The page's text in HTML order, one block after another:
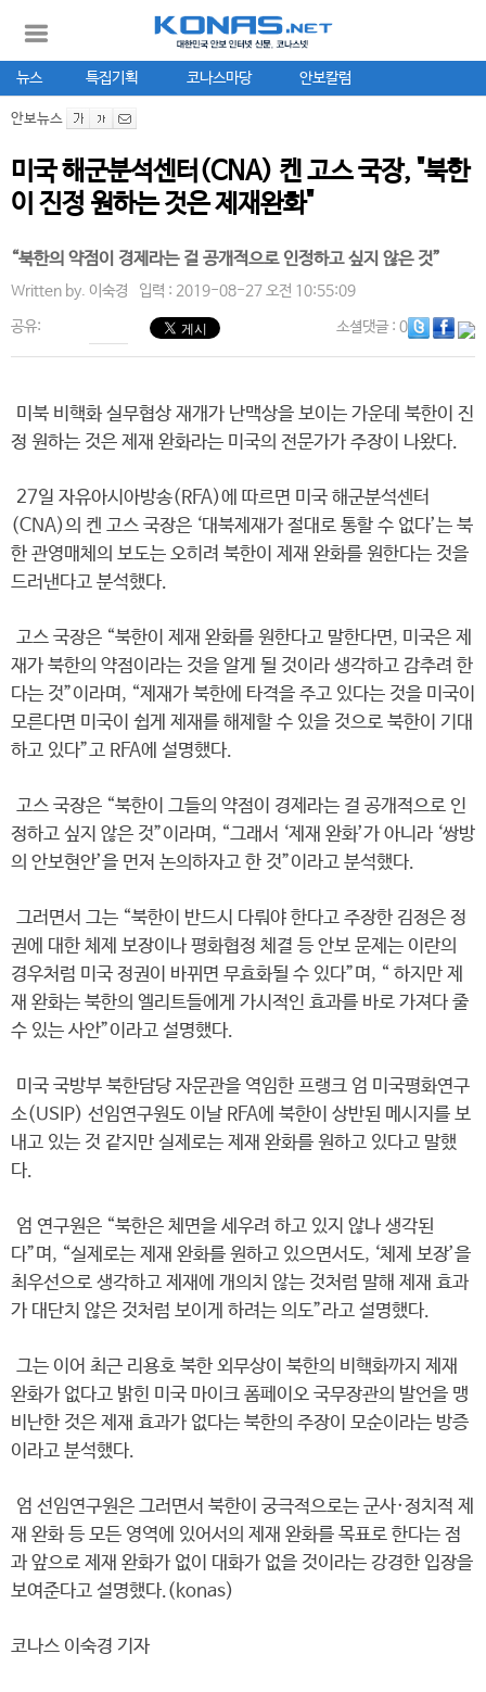
뉴스 특집기획 코나스마당 안보칼럼
안보뉴스
미국 해군분석센터(CNA) 켄 고스 국장, "북한
이 진정 원하는 것은 제재완화"
“북한의 약점이 경제라는 걸 공개적으로 인정하고 싶지 않은 것”
Written by. 이숙경 입력 : 2019-08-27 오전 10:55:09
공유: 소셜댓글: 0
미북 비핵화 실무협상 재개가 난맥상을 보이는 가운데 북한이 진
정 원하는 것은 제재 완화라는 미국의 전문가가 주장이 나왔다.
27일 자유아시아방송(RFA)에 따르면 미국 해군분석센터
(CNA)의 켄 고스 국장은 ‘대북제재가 절대로 통할 수 없다’는 북
한 관영매체의 보도는 오히려 북한이 제재 완화를 원한다는 것을
드러낸다고 분석했다.
고스 국장은 “북한이 제재 완화를 원한다고 말한다면, 미국은 제
재가 북한의 약점이라는 것을 알게 될 것이라 생각하고 감추려 한
다는 것”이라며, “제재가 북한에 타격을 주고 있다는 것을 미국이
모른다면 미국이 쉽게 제재를 해제할 수 있을 것으로 북한이 기대
하고 있다”고 RFA에 설명했다.
고스 국장은 “북한이 그들의 약점이 경제라는 걸 공개적으로 인
정하고 싶지 않은 것”이라며, “그래서 ‘제재 완화’가 아니라 ‘쌍방
의 안보현안’을 먼저 논의하자고 한 것”이라고 분석했다.
그러면서 그는 “북한이 반드시 다뤄야 한다고 주장한 김정은 정
권에 대한 체제 보장이나 평화협정 체결 등 안보 문제는 이란의
경우처럼 미국 정권이 바뀌면 무효화될 수 있다”며, “ 하지만 제
재 완화는 북한의 엘리트들에게 가시적인 효과를 바로 가져다 줄
수 있는 사안”이라고 설명했다.
미국 국방부 북한담당 자문관을 역임한 프랭크 엄 미국평화연구
소(USIP) 선임연구원도 이날 RFA에 북한이 상반된 메시지를 보
내고 있는 것 같지만 실제로는 제재 완화를 원하고 있다고 말했
다.
엄 연구원은 “북한은 체면을 세우려 하고 있지 않나 생각된
다”며, “실제로는 제재 완화를 원하고 있으면서도, ‘체제 보장’을
최우선으로 생각하고 제재에 개의치 않는 것처럼 말해 제재 효과
가 대단치 않은 것처럼 보이게 하려는 의도”라고 설명했다.
그는 이어 최근 리용호 북한 외무상이 북한의 비핵화까지 제재
완화가 없다고 밝힌 미국 마이크 폼페이오 국무장관의 발언을 맹
비난한 것은 제재 효과가 없다는 북한의 주장이 모순이라는 방증
이라고 분석했다.
엄 선임연구원은 그러면서 북한이 궁극적으로는 군사·정치적 제
재 완화 등 모든 영역에 있어서의 제재 완화를 목표로 한다는 점
과 앞으로 제재 완화가 없이 대화가 없을 것이라는 강경한 입장을
보여준다고 설명했다.(konas)
코나스 이숙경 기자